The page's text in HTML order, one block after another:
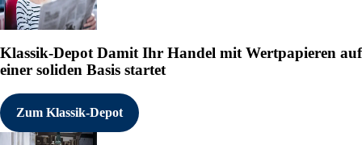
Klassik-DepotDamit Ihr Handel mit Wertpapieren auf
einer soliden Basis startet
Zum Klassik-Depot